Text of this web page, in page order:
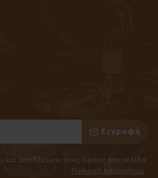
Εγγραφή
και αποδέχομαι τους όρους στη σελίδα
Πολιτική Απορρήτου